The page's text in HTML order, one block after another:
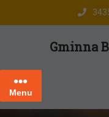
Gminna
Menu